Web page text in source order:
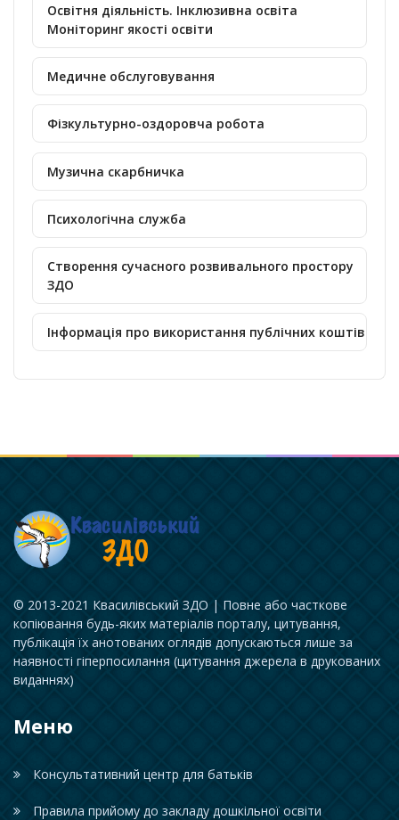
Освітня діяльність. Інклюзивна освіта
Моніторинг якості освіти
Медичне обслуговування
Фізкультурно-оздоровча робота
Музична скарбничка
Психологічна служба
Створення сучасного розвивального простору
ЗДО
Інформація про використання публічних коштів
© 2013-2021 Квасилівський ЗДО | Повне або часткове
копіювання будь-яких матеріалів порталу, цитування,
публікація їх анотованих оглядів допускаються лише за
наявності гіперпосилання (цитування джерела в друкованих
виданнях)
Меню
Консультативний центр для батьків
Правила прийому до закладу дошкільної освіти